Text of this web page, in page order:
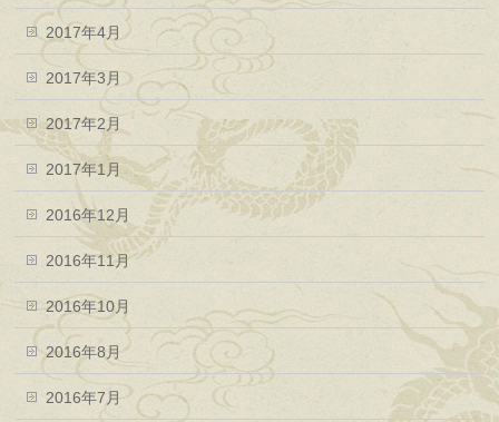
2017年4月
2017年3月
2017年2月
2017年1月
2016年12月
2016年11月
2016年10月
2016年8月
2016年7月